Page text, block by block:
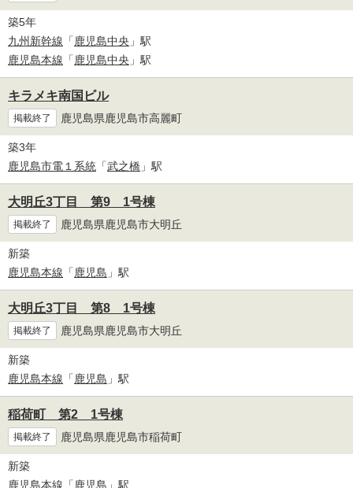
築5年
九州新幹線 「鹿児島中央 」駅
鹿児島本線 「鹿児島中央 」駅
キラメキ南国ビル
掲載終了 鹿児島県鹿児島市高麗町
築3年
鹿児島市電１系統 「武之橋 」駅
大明丘3丁目 第9 1号棟
掲載終了 鹿児島県鹿児島市大明丘
新築
鹿児島本線 「鹿児島 」駅
大明丘3丁目 第8 1号棟
掲載終了 鹿児島県鹿児島市大明丘
新築
鹿児島本線 「鹿児島 」駅
稲荷町 第2 1号棟
掲載終了 鹿児島県鹿児島市稲荷町
新築
鹿児島本線 「鹿児島 」駅